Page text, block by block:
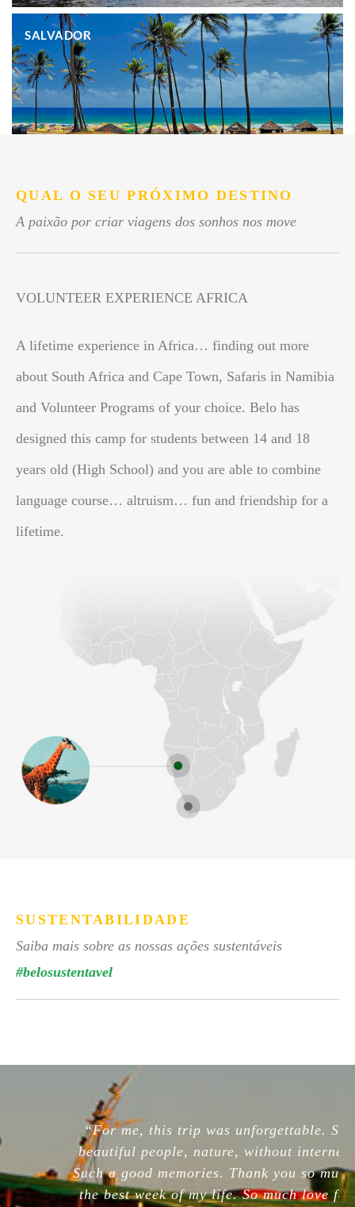
SALVADOR
QUAL O SEU PRÓXIMO DESTINO
A paixão por criar viagens dos sonhos nos move
VOLUNTEER EXPERIENCE AFRICA
A lifetime experience in Africa… finding out more
about South Africa and Cape Town, Safaris in Namibia
and Volunteer Programs of your choice. Belo has
designed this camp for students between 14 and 18
years old (High School) and you are able to combine
language course… altruism… fun and friendship for a
lifetime.
SUSTENTABILIDADE
Saiba mais sobre as nossas ações sustentáveis
#belosustentavel
“For me, this trip was unforgettable. So
beautiful people, nature, without internet.
Such a good memories. Thank you so much,
the best week of my life. So much love for